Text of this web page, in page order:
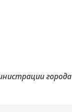
города